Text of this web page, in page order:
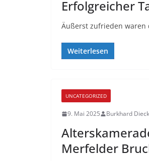
Erfolgreicher
Äußerst zufrieden waren
Weiterlesen
UNCATEGORIZED
9. Mai 2025 Burkhard
Merfelder